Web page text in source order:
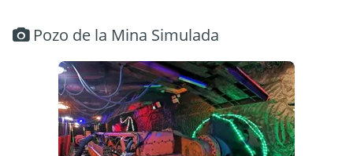
Pozo de la Mina Simulada